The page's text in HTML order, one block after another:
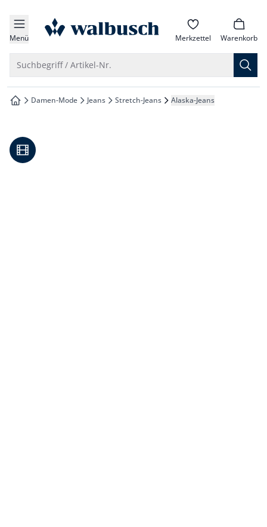
springen
springen
springen
springen
Menü zur Startseite Merkzettel Warenkorb
Suchbegriff / Artikel-Nr.
zur Startseite
Damen-Mode Jeans Stretch-Jeans Alaska-Jeans
Video